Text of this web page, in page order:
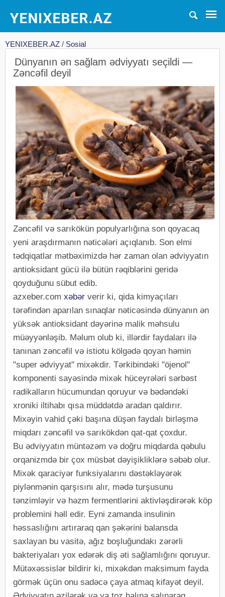
YENIXEBER.AZ / Sosial
Dünyanın ən sağlam ədviyyatı seçildi —
Zəncəfil deyil
Zəncəfil və sarıkökün populyarlığına son qoyacaq
yeni araşdırmanın nəticələri açıqlanıb. Son elmi
tədqiqatlar mətbəximizdə hər zaman olan ədviyyatın
antioksidant gücü ilə bütün rəqiblərini geridə
qoyduğunu sübut edib.
azxeber.com xəbər verir ki, qida kimyaçıları
tərəfindən aparılan sınaqlar nəticəsində dünyanın ən
yüksək antioksidant dəyərinə malik məhsulu
müəyyənləşib. Məlum olub ki, illərdir faydaları ilə
tanınan zəncəfil və istiotu kölgədə qoyan həmin
"super ədviyyat" mixəkdir. Tərkibindəki "öjenol"
komponenti sayəsində mixək hüceyrələri sərbəst
radikalların hücumundan qoruyur və bədəndəki
xroniki iltihabı qısa müddətdə aradan qaldırır.
Mixəyin vahid çəki başına düşən faydalı birləşmə
miqdarı zəncəfil və sarıkökdən qat-qat çoxdur.
Bu ədviyyatın müntəzəm və doğru miqdarda qəbulu
orqanizmdə bir çox müsbət dəyişikliklərə səbəb olur.
Mixək qaraciyər funksiyalarını dəstəkləyərək
piylənmənin qarşısını alır, mədə turşusunu
tənzimləyir və həzm fermentlərini aktivləşdirərək köp
problemini həll edir. Eyni zamanda insulinin
həssaslığını artıraraq qan şəkərini balansda
saxlayan bu vasitə, ağız boşluğundakı zərərli
bakteriyaları yox edərək diş əti sağlamlığını qoruyur.
Mütəxəssislər bildirir ki, mixəkdən maksimum fayda
görmək üçün onu sadəcə çaya atmaq kifayət deyil.